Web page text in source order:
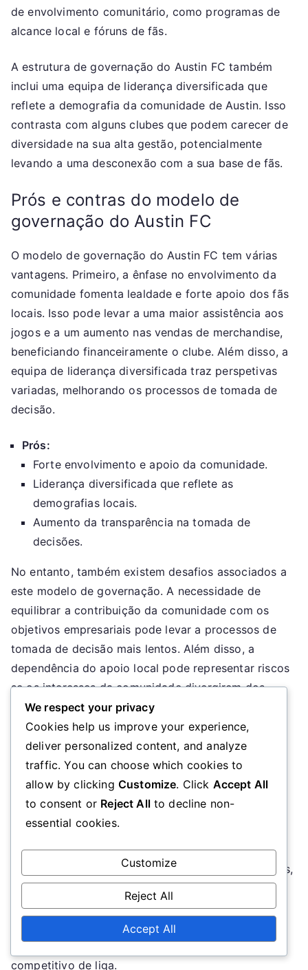
de envolvimento comunitário, como programas de
alcance local e fóruns de fãs.
A estrutura de governação do Austin FC também
inclui uma equipa de liderança diversificada que
reflete a demografia da comunidade de Austin. Isso
contrasta com alguns clubes que podem carecer de
diversidade na sua alta gestão, potencialmente
levando a uma desconexão com a sua base de fãs.
Prós e contras do modelo de
governação do Austin FC
O modelo de governação do Austin FC tem várias
vantagens. Primeiro, a ênfase no envolvimento da
comunidade fomenta lealdade e forte apoio dos fãs
locais. Isso pode levar a uma maior assistência aos
jogos e a um aumento nas vendas de merchandise,
beneficiando financeiramente o clube. Além disso, a
equipa de liderança diversificada traz perspetivas
variadas, melhorando os processos de tomada de
decisão.
Prós:
Forte envolvimento e apoio da comunidade.
Liderança diversificada que reflete as
demografias locais.
Aumento da transparência na tomada de
decisões.
No entanto, também existem desafios associados a
este modelo de governação. A necessidade de
equilibrar a contribuição da comunidade com os
objetivos empresariais pode levar a processos de
tomada de decisão mais lentos. Além disso, a
dependência do apoio local pode representar riscos
se os interesses da comunidade divergirem dos
objetivos mais amplos da liga.
Contras:
Potencial para uma tomada de decisão mais
lenta devido à contribuição da comunidade.
Risco de desalinhamento entre os objetivos
locais e os da liga.
Em última análise, o modelo de governação do
Austin FC oferece lições valiosas para outros clubes,
particularmente em termos de fomentar laços
comunitários e inclusão. No entanto, também
destaca a importância de equilibrar o envolvimento
local com as exigências de operar num ambiente
competitivo de liga.
We respect your privacy
Cookies help us improve your experience,
deliver personalized content, and analyze
traffic. You can choose which cookies to
allow by clicking Customize. Click Accept All
to consent or Reject Allto decline non-
essential cookies.
Customize
Reject All
Accept All